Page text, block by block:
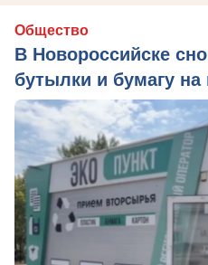
Общество
В Новороссийске
бутылки и бумагу на